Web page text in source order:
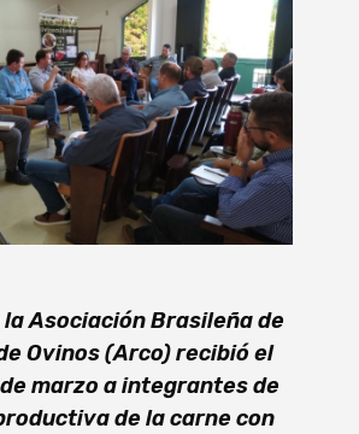
la Asociación Brasileña de
Ovinos (Arco) recibió el
marzo a integrantes de
de la carne con